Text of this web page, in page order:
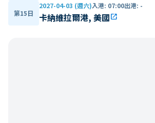
第15日
2027-04-03 (週六)入港: 07:00出港: -
卡納維拉爾港, 美國open_in_new